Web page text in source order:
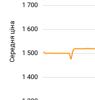
Середня ціна
1 400
1 500
1 600
1 700